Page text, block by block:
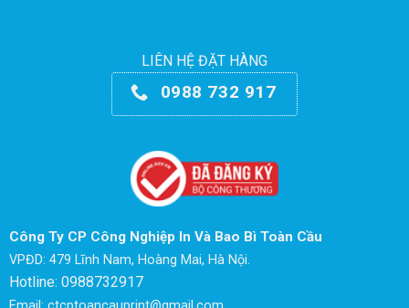
LIÊN HỆ ĐẶT HÀNG
0988 732 917
Công Ty CP Công Nghiệp In Và Bao Bì Toàn Cầu
VPĐD: 479 Lĩnh Nam, Hoàng Mai, Hà Nội.
Hotline: 0988732917